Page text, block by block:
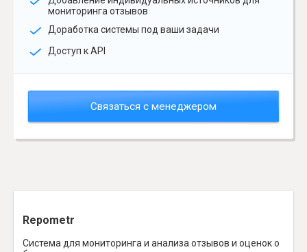
мониторинга отзывов
Доработка системы под ваши задачи
Доступ к API
Связаться с менеджером
Repometr
Система для мониторинга и анализа отзывов и оценок о